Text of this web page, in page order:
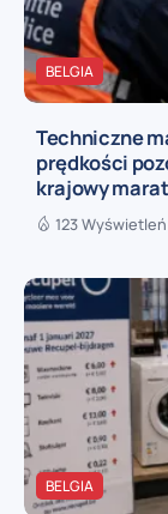
BELGIA
Techniczne
prędkości
krajowy
123 Wyświetleń
BELGIA